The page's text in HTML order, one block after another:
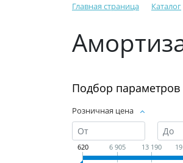
Главная страница Каталог
Подбор параметров
Розничная цена
620 6 905 13 190